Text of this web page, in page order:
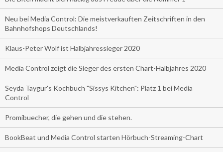
Neu bei Media Control: Die meistverkauften Zeitschriften in den
Bahnhofshops Deutschlands!
Klaus-Peter Wolf ist Halbjahressieger 2020
Media Control zeigt die Sieger des ersten Chart-Halbjahres 2020
Seyda Taygur's Kochbuch "Sissys Kitchen": Platz 1 bei Media
Control
Promibuecher, die gehen und die stehen.
BookBeat und Media Control starten Hörbuch-Streaming-Chart